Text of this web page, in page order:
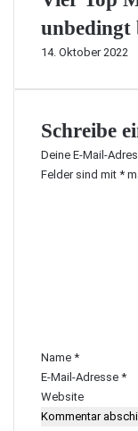
unbedingt
14. Oktober 2022
Schreibe
Deine E-Mail-
Felder sind mit *
r
*
Name *
E-Mail-Adresse *
Website